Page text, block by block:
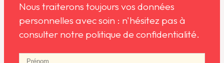
Nous traiterons toujours vos données
personnelles avec soin : n'hésitez pas à
consulter notre politique de confidentialité.